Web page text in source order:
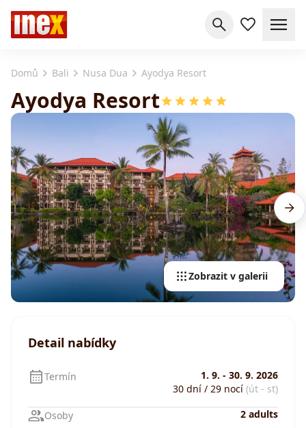
Domů Bali Nusa Dua Ayodya Resort
Ayodya Resort
Zobrazit v galerii
Detail nabídky
Termín 1. 9. - 30. 9. 2026
30 dní / 29 nocí (út - st)
Osoby 2 adults